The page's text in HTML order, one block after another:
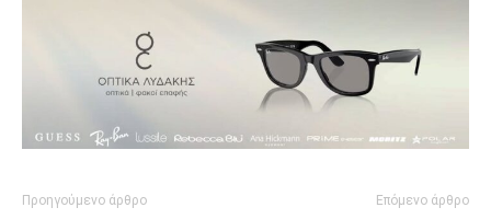
Προηγούμενο άρθρο Επόμενο άρθρο